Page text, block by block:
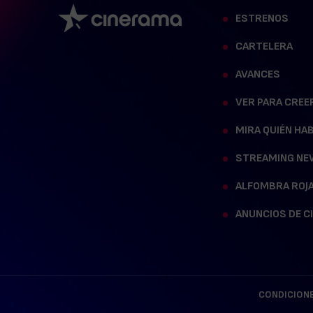
ESTRENOS
CARTELERA
AVANCES
VER PARA
MIRA QUIÉN
STREAMING
ALFOMBRA
ANUNCIOS DE